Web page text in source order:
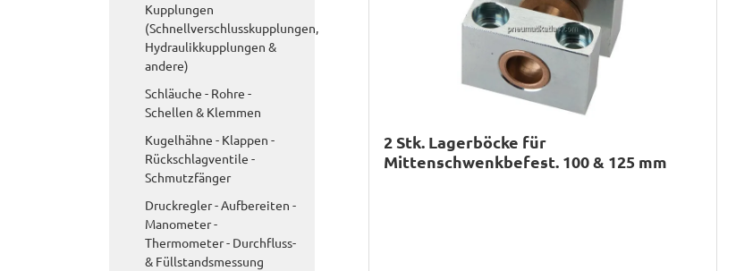
Kupplungen
(Schnellverschlusskupplungen,
Hydraulikkupplungen &
andere)
Schläuche - Rohre -
Schellen & Klemmen
Kugelhähne - Klappen -
Rückschlagventile -
Schmutzfänger
Druckregler - Aufbereiten -
Manometer -
Thermometer - Durchfluss-
& Füllstandsmessung
2 Stk. Lagerböcke für
Mittenschwenkbefest. 100 & 125 mm